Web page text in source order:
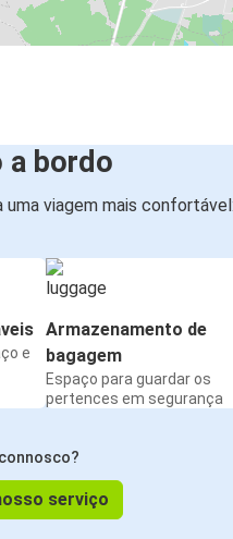
a bordo
viagem mais confortável:
e
Armazenamento de
bagagem
Espaço para guardar os
pertences em segurança
serviço